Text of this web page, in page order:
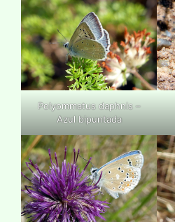
Polyommatus daphnis –
Azul bipuntada